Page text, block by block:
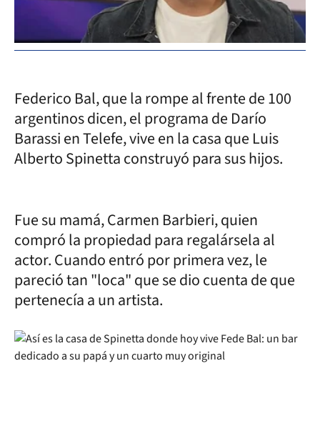
Federico Bal, que la rompe al frente de 100
argentinos dicen, el programa de Darío
Barassi en Telefe, vive en la casa que Luis
Alberto Spinetta construyó para sus hijos.
Fue su mamá, Carmen Barbieri, quien
compró la propiedad para regalársela al
actor. Cuando entró por primera vez, le
pareció tan "loca" que se dio cuenta de que
pertenecía a un artista.